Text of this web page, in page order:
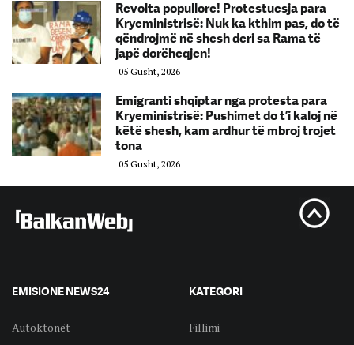
Revolta popullore! Protestuesja para
Kryeministrisë: Nuk ka kthim pas, do të
qëndrojmë në shesh deri sa Rama të
japë dorëheqjen!
05 Gusht, 2026
Emigranti shqiptar nga protesta para
Kryeministrisë: Pushimet do t’i kaloj në
këtë shesh, kam ardhur të mbroj trojet
tona
05 Gusht, 2026
EMISIONE NEWS24
Autoktonët
KATEGORI
Fillimi